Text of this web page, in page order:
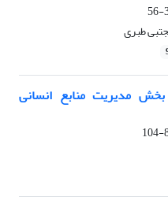
طبری
مدیریت منابع انسانی